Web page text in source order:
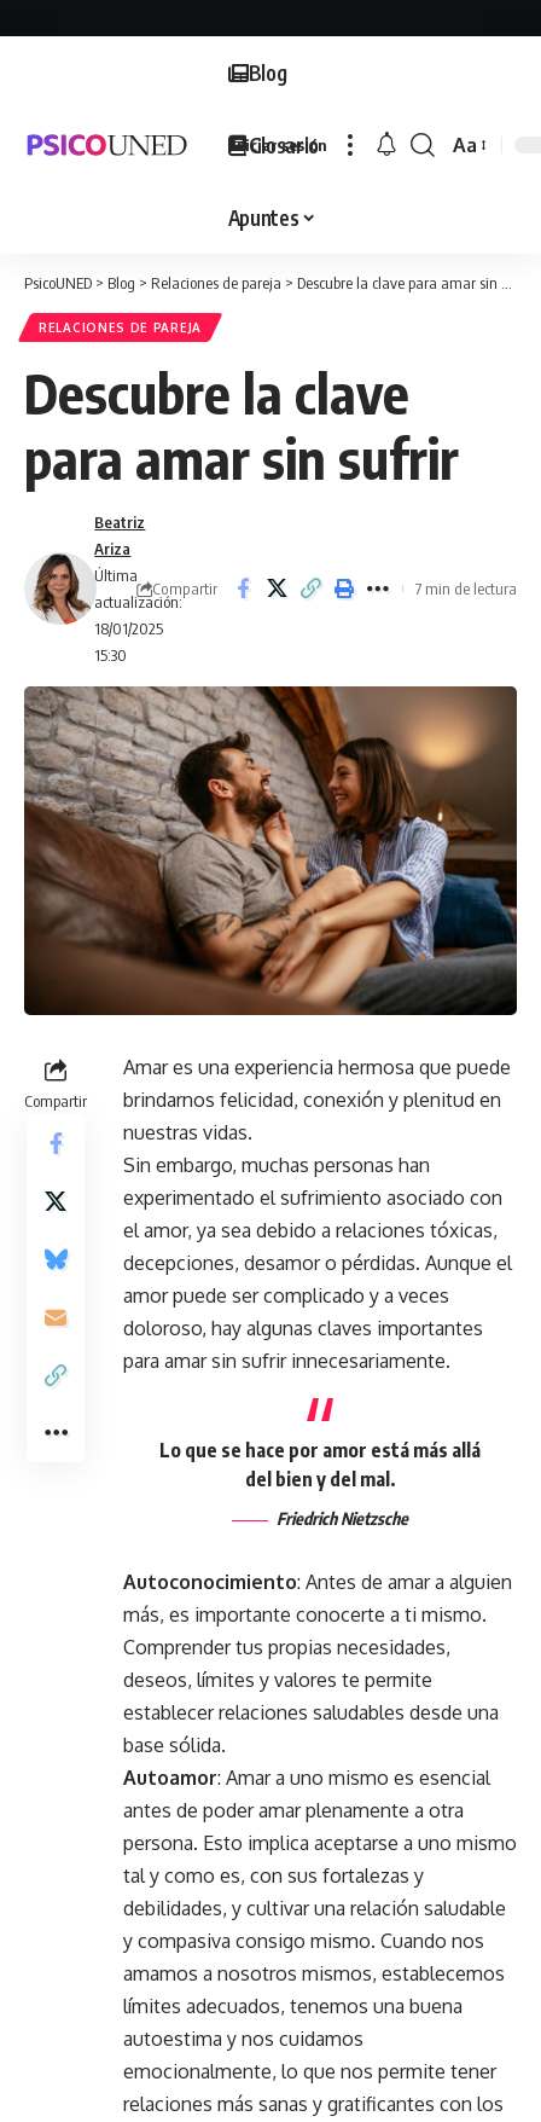
Blog
Glosario
Apuntes
Iniciar sesión
Font
Aa
PsicoUNED > Blog > Relaciones de pareja > Descubre la clave para amar sin sufrir
RELACIONES DE PAREJA
Descubre la clave
para amar sin sufrir
Última
actualización:
18/01/2025
15:30
Beatriz
Ariza
Compartir 7 min de lectura
Compartir
Amar es una experiencia hermosa que puede
brindarnos felicidad, conexión y plenitud en
nuestras vidas.
Sin embargo, muchas personas han
experimentado el sufrimiento asociado con
el amor, ya sea debido a relaciones tóxicas,
decepciones, desamor o pérdidas. Aunque el
amor puede ser complicado y a veces
doloroso, hay algunas claves importantes
para amar sin sufrir innecesariamente.
Lo que se hace por amor está más allá
del bien y del mal.
Friedrich Nietzsche
Autoconocimiento: Antes de amar a alguien
más, es importante conocerte a ti mismo.
Comprender tus propias necesidades,
deseos, límites y valores te permite
establecer relaciones saludables desde una
base sólida.
Autoamor: Amar a uno mismo es esencial
antes de poder amar plenamente a otra
persona. Esto implica aceptarse a uno mismo
tal y como es, con sus fortalezas y
debilidades, y cultivar una relación saludable
y compasiva consigo mismo. Cuando nos
amamos a nosotros mismos, establecemos
límites adecuados, tenemos una buena
autoestima y nos cuidamos
emocionalmente, lo que nos permite tener
relaciones más sanas y gratificantes con los